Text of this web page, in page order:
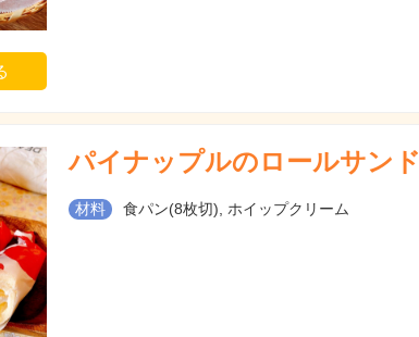
パイナップルのロールサンド
材料 食パン(8枚切), ホイップクリーム